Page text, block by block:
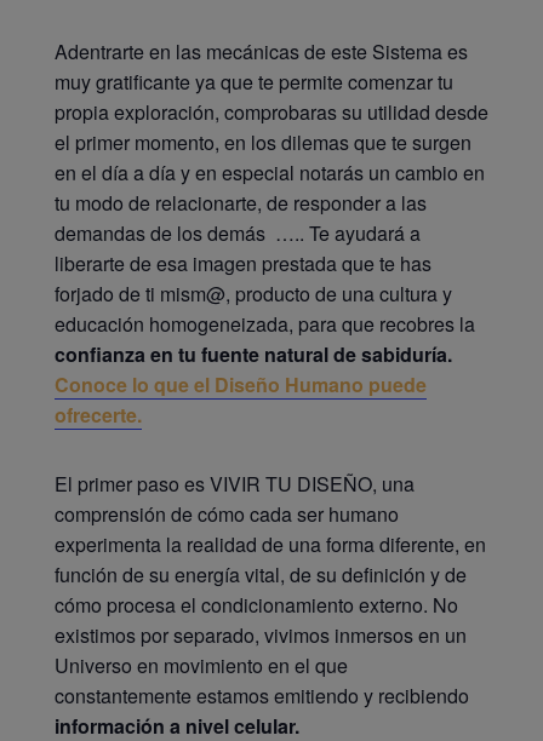
Adentrarte en las mecánicas de este Sistema es
muy gratificante ya que te permite comenzar tu
propia exploración, comprobaras su utilidad desde
el primer momento, en los dilemas que te surgen
en el día a día y en especial notarás un cambio en
tu modo de relacionarte, de responder a las
demandas de los demás ….. Te ayudará a
liberarte de esa imagen prestada que te has
forjado de ti mism@, producto de una cultura y
educación homogeneizada, para que recobres la
confianza en tu fuente natural de sabiduría.
Conoce lo que el Diseño Humano puede
ofrecerte.
El primer paso es VIVIR TU DISEÑO, una
comprensión de cómo cada ser humano
experimenta la realidad de una forma diferente, en
función de su energía vital, de su definición y de
cómo procesa el condicionamiento externo. No
existimos por separado, vivimos inmersos en un
Universo en movimiento en el que
constantemente estamos emitiendo y recibiendo
información a nivel celular.